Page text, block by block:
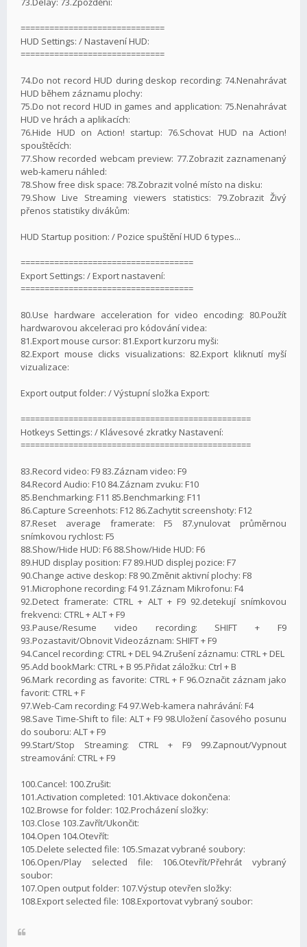
==============================
HUD Settings: / Nastavení HUD:
==============================
74.Do not record HUD during deskop recording: 74.Nenahrávat
HUD během záznamu plochy:
75.Do not record HUD in games and application: 75.Nenahrávat
HUD ve hrách a aplikacích:
76.Hide HUD on Action! startup: 76.Schovat HUD na Action!
spouštěcích:
77.Show recorded webcam preview: 77.Zobrazit zaznamenaný
web-kameru náhled:
78.Show free disk space: 78.Zobrazit volné místo na disku:
79.Show Live Streaming viewers statistics: 79.Zobrazit Živý
přenos statistiky divákům:
HUD Startup position: / Pozice spuštění HUD 6 types...
====================================
Export Settings: / Export nastavení:
====================================
80.Use hardware acceleration for video encoding: 80.Použít
hardwarovou akceleraci pro kódování videa:
81.Export mouse cursor: 81.Export kurzoru myši:
82.Export mouse clicks visualizations: 82.Export kliknutí myší
vizualizace:
Export output folder: / Výstupní složka Export:
================================================
Hotkeys Settings: / Klávesové zkratky Nastavení:
================================================
83.Record video: F9 83.Záznam video: F9
84.Record Audio: F10 84.Záznam zvuku: F10
85.Benchmarking: F11 85.Benchmarking: F11
86.Capture Screenhots: F12 86.Zachytit screenshoty: F12
87.Reset average framerate: F5 87.ynulovat průměrnou
snímkovou rychlost: F5
88.Show/Hide HUD: F6 88.Show/Hide HUD: F6
89.HUD display position: F7 89.HUD displej pozice: F7
90.Change active deskop: F8 90.Změnit aktivní plochy: F8
91.Microphone recording: F4 91.Záznam Mikrofonu: F4
92.Detect framerate: CTRL + ALT + F9 92.detekují snímkovou
frekvenci: CTRL + ALT + F9
93.Pause/Resume video recording: SHIFT + F9
93.Pozastavit/Obnovit Videozáznam: SHIFT + F9
94.Cancel recording: CTRL + DEL 94.Zrušení záznamu: CTRL + DEL
95.Add bookMark: CTRL + B 95.Přidat záložku: Ctrl + B
96.Mark recording as favorite: CTRL + F 96.Označit záznam jako
favorit: CTRL + F
97.Web-Cam recording: F4 97.Web-kamera nahrávání: F4
98.Save Time-Shift to file: ALT + F9 98.Uložení časového posunu
do souboru: ALT + F9
99.Start/Stop Streaming: CTRL + F9 99.Zapnout/Vypnout
streamování: CTRL + F9
100.Cancel: 100.Zrušit:
101.Activation completed: 101.Aktivace dokončena:
102.Browse for folder: 102.Procházení složky:
103.Close 103.Zavřít/Ukončit:
104.Open 104.Otevřít:
105.Delete selected file: 105.Smazat vybrané soubory:
106.Open/Play selected file: 106.Otevřít/Přehrát vybraný
soubor:
107.Open output folder: 107.Výstup otevřen složky:
108.Export selected file: 108.Exportovat vybraný soubor: